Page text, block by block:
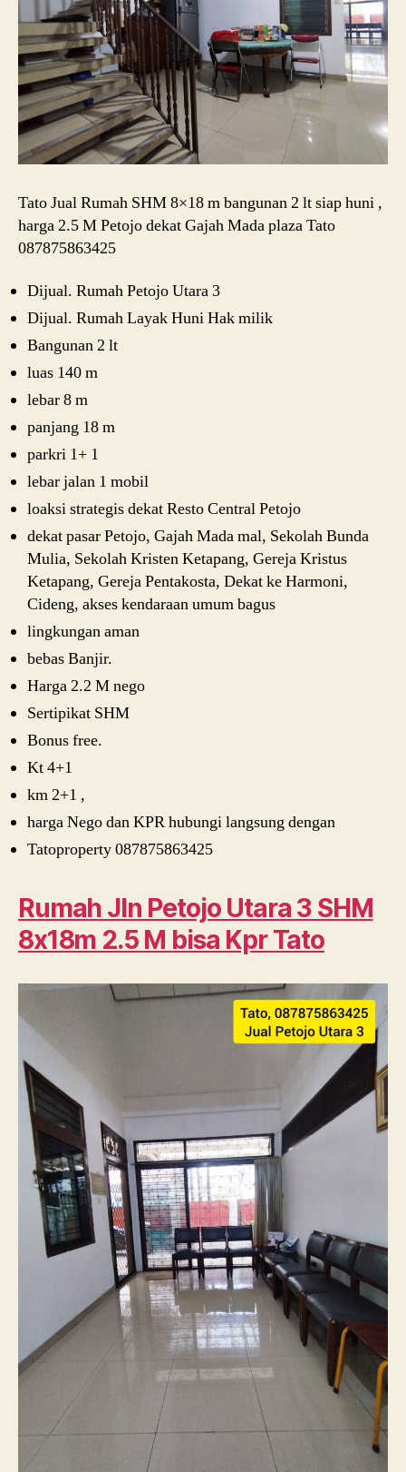
Tato Jual Rumah SHM 8×18 m bangunan 2 lt siap huni ,
harga 2.5 M Petojo dekat Gajah Mada plaza Tato
087875863425
Dijual. Rumah Petojo Utara 3
Dijual. Rumah Layak Huni Hak milik
Bangunan 2 lt
luas 140 m
lebar 8 m
panjang 18 m
parkri 1+ 1
lebar jalan 1 mobil
loaksi strategis dekat Resto Central Petojo
dekat pasar Petojo, Gajah Mada mal, Sekolah Bunda
Mulia, Sekolah Kristen Ketapang, Gereja Kristus
Ketapang, Gereja Pentakosta, Dekat ke Harmoni,
Cideng, akses kendaraan umum bagus
lingkungan aman
bebas Banjir.
Harga 2.2 M nego
Sertipikat SHM
Bonus free.
Kt 4+1
km 2+1 ,
harga Nego dan KPR hubungi langsung dengan
Tatoproperty 087875863425
Rumah Jln Petojo Utara 3 SHM
8x18m 2.5 M bisa Kpr Tato